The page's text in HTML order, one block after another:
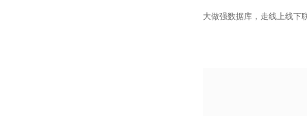
大做强数据库，走线上线下